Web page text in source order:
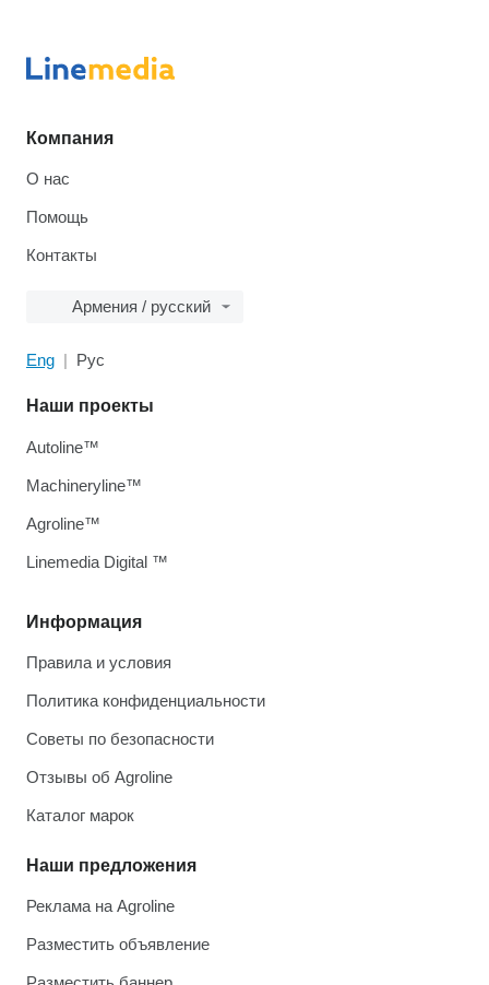
Компания
О нас
Помощь
Контакты
Армения / русский
Eng Рус
Информация
Правила и условия
Политика конфиденциальности
Советы по безопасности
Отзывы об Agroline
Каталог марок
Наши предложения
Реклама на Agroline
Разместить объявление
Наши проекты
Autoline™
Machineryline™
Agroline™
Linemedia Digital ™